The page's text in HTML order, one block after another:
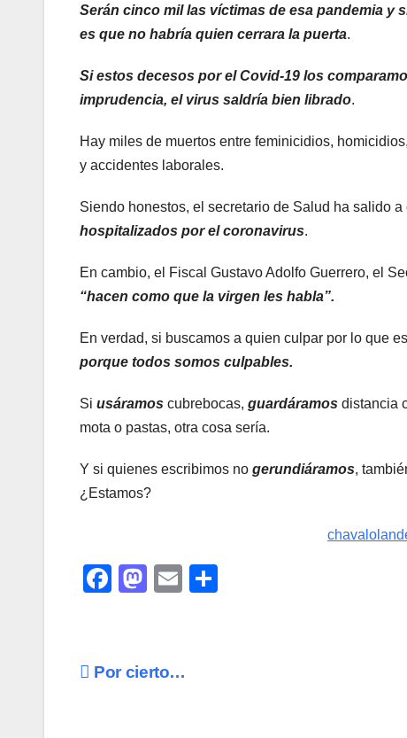
Serán cinco mil las víctimas de esa pandemia y
es que no habría quien cerrara la puerta.
Si estos decesos por el Covid-19 los
imprudencia, el virus saldría bien librado.
Hay miles de muertos entre feminicidios,
y accidentes laborales.
Siendo honestos, el secretario de Salud ha salido
hospitalizados por el coronavirus.
En cambio, el Fiscal Gustavo Adolfo Guerrero, el
“hacen como que la virgen les habla”.
En verdad, si buscamos a quien culpar por lo que
porque todos somos culpables.
Si usáramos cubrebocas, guardáramos distancia
mota o pastas, otra cosa sería.
Y si quienes escribimos no gerundiáramos,
F
e
M
o
E
Navegación
Por cierto…